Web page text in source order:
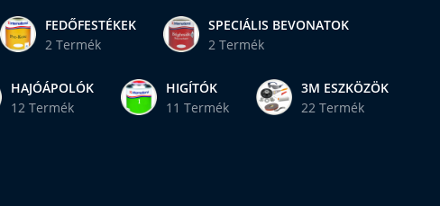
FEDŐFESTÉKEK
2 Termék
SPECIÁLIS BEVONATOK
2 Termék
HAJÓÁPOLÓK
12 Termék
HIGÍTÓK
11 Termék
3M ESZKÖZÖK
22 Termék